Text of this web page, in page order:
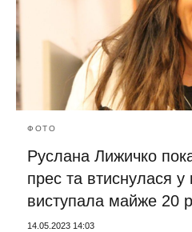
ФОТО
Руслана Лижичко
прес та втиснулася
виступала майже 20
14.05.2023 14:03